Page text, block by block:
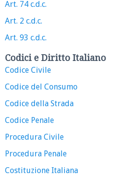
Art. 74 c.d.c.
Art. 2 c.d.c.
Art. 93 c.d.c.
Codici e Diritto Italiano
Codice Civile
Codice del Consumo
Codice della Strada
Codice Penale
Procedura Civile
Procedura Penale
Costituzione Italiana